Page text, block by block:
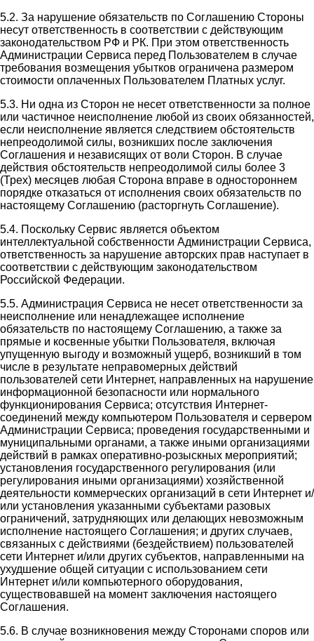
5.2. За нарушение обязательств по Соглашению Стороны
несут ответственность в соответствии с действующим
законодательством РФ и РК. При этом ответственность
Администрации Сервиса перед Пользователем в случае
требования возмещения убытков ограничена размером
стоимости оплаченных Пользователем Платных услуг.
5.3. Ни одна из Сторон не несет ответственности за полное
или частичное неисполнение любой из своих обязанностей,
если неисполнение является следствием обстоятельств
непреодолимой силы, возникших после заключения
Соглашения и независящих от воли Сторон. В случае
действия обстоятельств непреодолимой силы более 3
(Трех) месяцев любая Сторона вправе в одностороннем
порядке отказаться от исполнения своих обязательств по
настоящему Соглашению (расторгнуть Соглашение).
5.4. Поскольку Сервис является объектом
интеллектуальной собственности Администрации Сервиса,
ответственность за нарушение авторских прав наступает в
соответствии с действующим законодательством
Российской Федерации.
5.5. Администрация Сервиса не несет ответственности за
неисполнение или ненадлежащее исполнение
обязательств по настоящему Соглашению, а также за
прямые и косвенные убытки Пользователя, включая
упущенную выгоду и возможный ущерб, возникший в том
числе в результате неправомерных действий
пользователей сети Интернет, направленных на нарушение
информационной безопасности или нормального
функционирования Сервиса; отсутствия Интернет-
соединений между компьютером Пользователя и сервером
Администрации Сервиса; проведения государственными и
муниципальными органами, а также иными организациями
действий в рамках оперативно-розыскных мероприятий;
установления государственного регулирования (или
регулирования иными организациями) хозяйственной
деятельности коммерческих организаций в сети Интернет и/
или установления указанными субъектами разовых
ограничений, затрудняющих или делающих невозможным
исполнение настоящего Соглашения; и других случаев,
связанных с действиями (бездействием) пользователей
сети Интернет и/или других субъектов, направленными на
ухудшение общей ситуации с использованием сети
Интернет и/или компьютерного оборудования,
существовавшей на момент заключения настоящего
Соглашения.
5.6. В случае возникновения между Сторонами споров или